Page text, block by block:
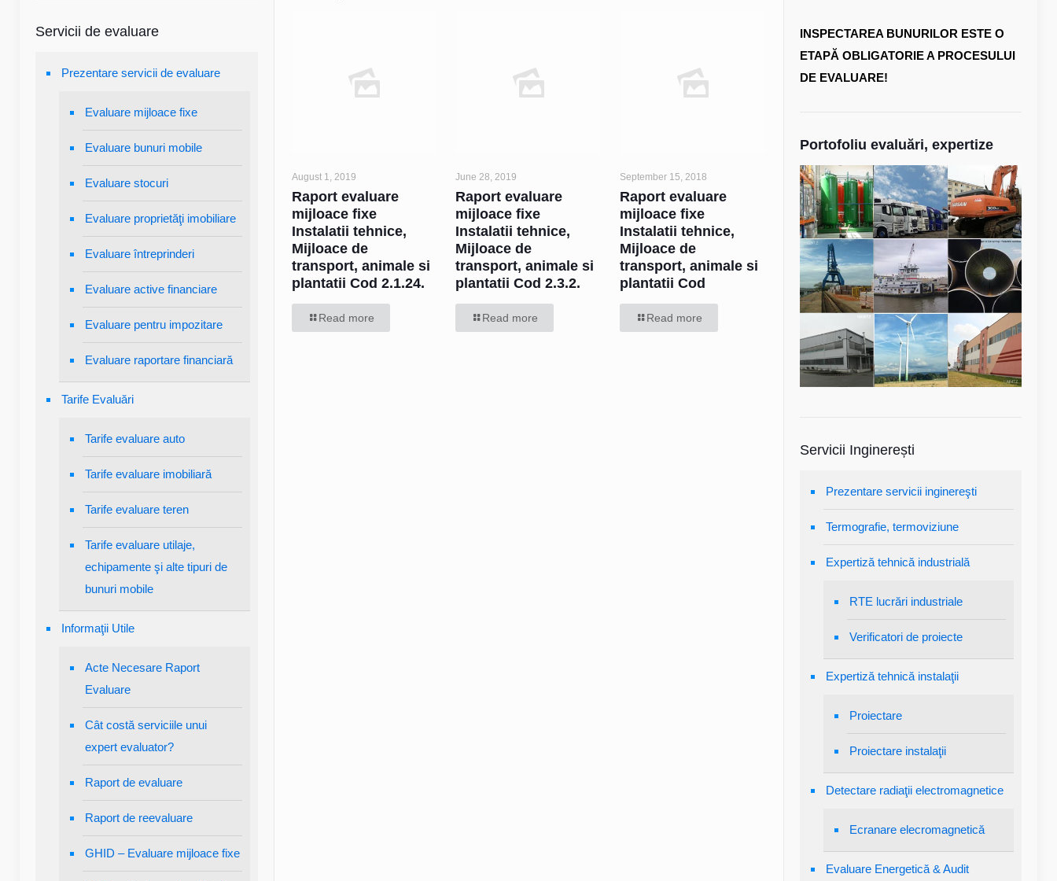
August 1, 2019
Raport evaluare
mijloace fixe
Instalatii tehnice,
Mijloace de
transport, animale si
plantatii Cod 2.1.24.
Read more
June 28, 2019
Raport evaluare
mijloace fixe
Instalatii tehnice,
Mijloace de
transport, animale si
plantatii Cod 2.3.2.
Read more
September 15, 2018
Raport evaluare
mijloace fixe
Instalatii tehnice,
Mijloace de
transport, animale si
plantatii Cod
Read more
Servicii de evaluare
Prezentare servicii de evaluare
Evaluare mijloace fixe
Evaluare bunuri mobile
Evaluare stocuri
Evaluare proprietăţi imobiliare
Evaluare întreprinderi
Evaluare active financiare
Evaluare pentru impozitare
Evaluare raportare financiară
Tarife Evaluări
Tarife evaluare auto
Tarife evaluare imobiliară
Tarife evaluare teren
Tarife evaluare utilaje,
echipamente şi alte tipuri de
bunuri mobile
Informaţii Utile
Acte Necesare Raport
Evaluare
Cât costă serviciile unui
expert evaluator?
Raport de evaluare
Raport de reevaluare
GHID – Evaluare mijloace fixe
INSPECTAREA BUNURILOR ESTE O
ETAPĂ OBLIGATORIE A PROCESULUI
DE EVALUARE!
Portofoliu evaluări, expertize
Servicii Inginerești
Prezentare servicii inginereşti
Termografie, termoviziune
Expertiză tehnică industrială
RTE lucrări industriale
Verificatori de proiecte
Expertiză tehnică instalaţii
Proiectare
Proiectare instalaţii
Detectare radiaţii electromagnetice
Ecranare elecromagnetică
Evaluare Energetică & Audit